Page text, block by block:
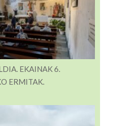
EKAINAK 6.
ERMITAK.